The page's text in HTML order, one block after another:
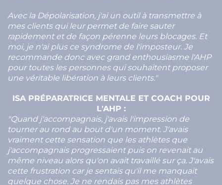
Avec la Dépolarisation, j'ai un outil à transmettre à
mes clients qui leur permet de faire sauter
rapidement et de façon pérenne leurs blocages. Et
moi, je n'ai plus ce syndrome de l'imposteur. Je
recommande donc avec grand enthousiasme l'AHP
pour toutes les personnes qui souhaitent proposer
une véritable libération à leurs clients."
ISA PRÉPARATRICE MENTALE ET COACH POUR
L'AHP :
"Quand j'accompagnais, j'avais l'impression de
tourner au rond au bout d'un moment. J'avais
vraiment cette sensation que les athlètes que
j'accompagnais progressaient puis on revenait au
même niveau alors qu'on avait travaillé sur ça. J'avais
cette frustration car je sentais qu'il me manquait
quelque chose. Je ne rendais pas mes athlètes